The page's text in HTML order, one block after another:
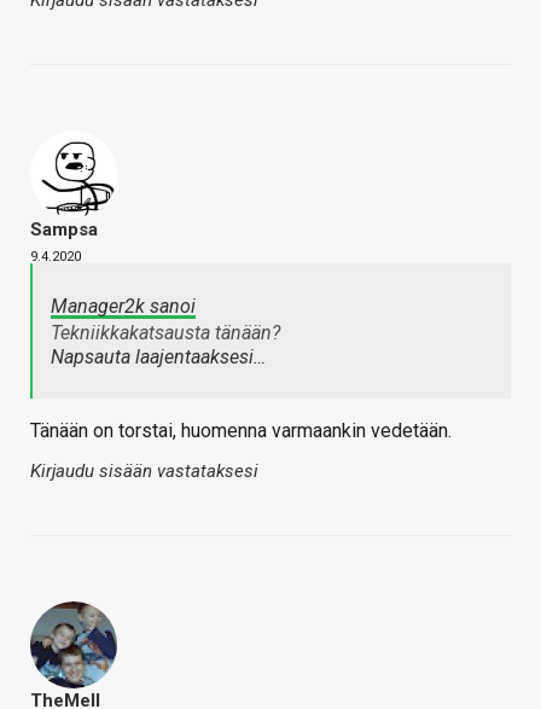
Sampsa
9.4.2020
Manager2k sanoi
Tekniikkakatsausta tänään?
Napsauta laajentaaksesi…
Tänään on torstai, huomenna varmaankin vedetään.
Kirjaudu sisään vastataksesi
TheMeII